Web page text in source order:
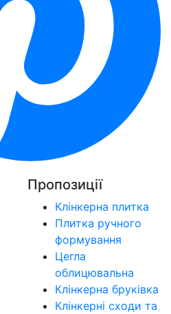
Пропозиції
Клінкерна плитка
Плитка ручного
формування
Цегла
облицювальна
Клінкерна бруківка
Клінкерні сходи та